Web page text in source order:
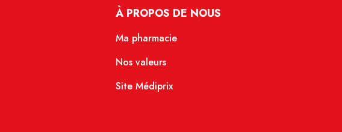
À PROPOS DE NOUS
Ma pharmacie
Nos valeurs
Site Médiprix